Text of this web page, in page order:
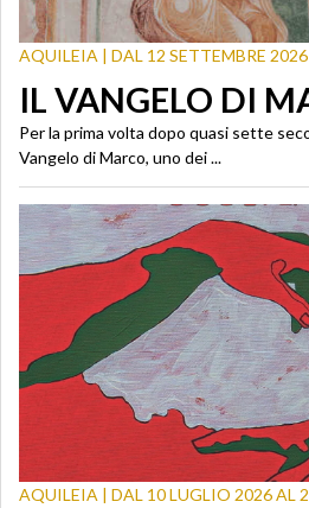
AQUILEIA | DAL 12 SETTEMBRE
IL VANGELO DI
Per la prima volta dopo quasi sette
Vangelo di Marco, uno dei ...
AQUILEIA | DAL 10 LUGLIO 2026 AL